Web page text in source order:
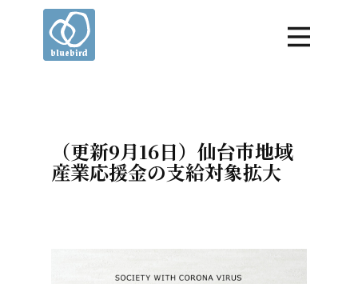
（更新9月16日）仙台市地域
産業応援金の支給対象拡大